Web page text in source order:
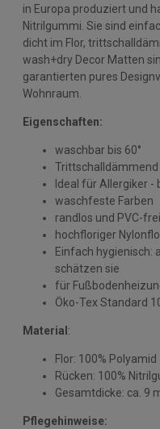
in Europa produziert und
Nitrilgummi. Sie sind
dicht im Flor,
wash+dry Decor Matten
garantierten pures
Wohnraum.
Eigenschaften:
waschbar bis 60°
Ideal für Allergiker -
waschfeste Farben
randlos und PVC-frei
hochfloriger
Einfach hygienisch:
schätzen sie
für
Öko-Tex Standard
Material :
Flor: 100% Polyamid
Rücken: 100%
Gesamtdicke: ca. 9
Pflegehinweise: